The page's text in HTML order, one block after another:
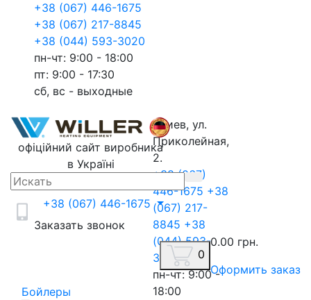
+38 (067) 446-1675
+38 (067) 217-8845
+38 (044) 593-3020
пн-чт: 9:00 - 18:00
пт: 9:00 - 17:30
сб, вс - выходные
г.Киев, ул.
Приколейная,
2.
+38 (067)
446-1675 +38
(067) 217-
8845 +38
(044) 593-
3020
пн-чт: 9:00 -
18:00
офіційний сайт виробника
в Україні
+38 (067) 446-1675
Заказать звонок
0
0.00 грн.
Оформить заказ
Бойлеры